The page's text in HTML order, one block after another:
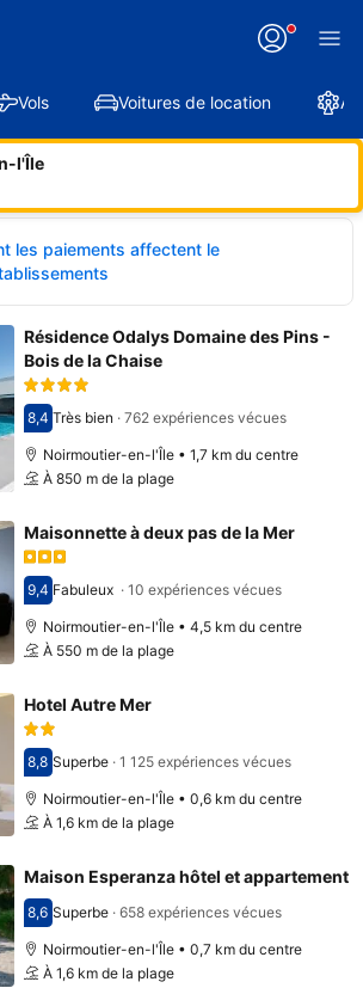
Vols Voitures de location
l'Île
les paiements affectent le
Résidence Odalys Domaine des Pins -
Bois de la Chaise
Avec une note de 8,4
8,4 Très bien · 762 expériences vécues
Noirmoutier-en-l'Île • 1,7 km du centre
À 850 m de la plage
Maisonnette à deux pas de la Mer
Avec une note de 9,4
9,4 Fabuleux · 10 expériences vécues
Noirmoutier-en-l'Île • 4,5 km du centre
À 550 m de la plage
Hotel Autre Mer
Avec une note de 8,8
8,8 Superbe· 1 125 expériences vécues
Noirmoutier-en-l'Île • 0,6 km du centre
À 1,6 km de la plage
Maison Esperanza hôtel et appartement
Avec une note de 8,6
8,6 Superbe· 658 expériences vécues
Noirmoutier-en-l'Île • 0,7 km du centre
À 1,6 km de la plage